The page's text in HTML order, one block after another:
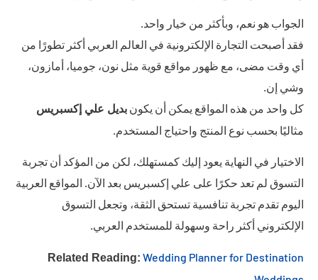
الجواب هو نعم، وبأكثر من خيار واحد.
فقد أصبحت التجارة الإلكترونية في العالم العربي أكثر تطورًا من
أي وقت مضى، مع ظهور مواقع قوية مثل نون، جوميا، أمازون،
وشي إن.
كل واحد من هذه المواقع يمكن أن يكون بديل علي إكسبريس
مثاليًا بحسب نوع المنتج واحتياج المستخدم.
الاختيار في النهاية يعود إليك كمستهلك، لكن من المؤكد أن تجربة
التسوق لم تعد حكرًا على علي إكسبريس بعد الآن. المواقع العربية
اليوم تقدم تجربة تنافسية تستحق الثقة، وتجعل التسوق
الإلكتروني أكثر راحة وسهولة للمستخدم العربي.
Related Reading: Wedding Planner for Destination